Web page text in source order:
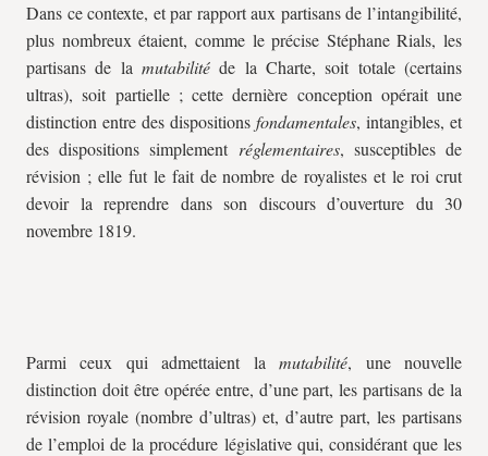
Dans ce contexte, et par rapport aux partisans de l’intangibilité,
plus nombreux étaient, comme le précise Stéphane Rials, les
partisans de la mutabilité de la Charte, soit totale (certains
ultras), soit partielle ; cette dernière conception opérait une
distinction entre des dispositions fondamentales, intangibles, et
des dispositions simplement réglementaires, susceptibles de
révision ; elle fut le fait de nombre de royalistes et le roi crut
devoir la reprendre dans son discours d’ouverture du 30
novembre 1819.
Parmi ceux qui admettaient lamutabilité, une nouvelle
distinction doit être opérée entre, d’une part, les partisans de la
révision royale (nombre d’ultras) et, d’autre part, les partisans
de l’emploi de la procédure législative qui, considérant que les